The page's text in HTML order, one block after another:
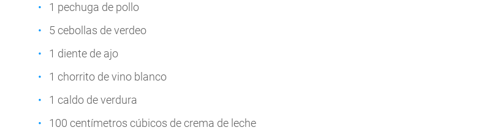
1 pechuga de pollo
5 cebollas de verdeo
1 diente de ajo
1 chorrito de vino blanco
1 caldo de verdura
100 centímetros cúbicos de crema de leche